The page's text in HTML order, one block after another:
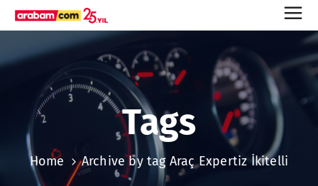
Tags
Home Archive by tag Araç Expertiz İkitelli